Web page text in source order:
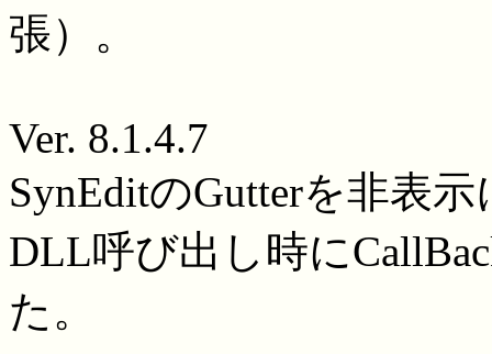
張）。
Ver. 8.1.4.7
SynEditのGutterを非表
DLL呼び出し時に
た。